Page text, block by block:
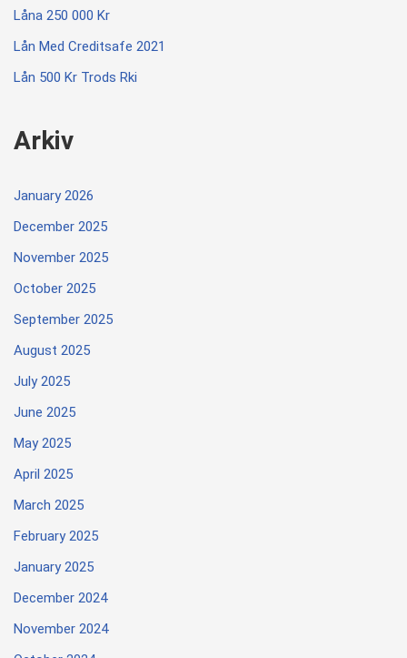
Låna 250 000 Kr
Lån Med Creditsafe 2021
Lån 500 Kr Trods Rki
Arkiv
January 2026
December 2025
November 2025
October 2025
September 2025
August 2025
July 2025
June 2025
May 2025
April 2025
March 2025
February 2025
January 2025
December 2024
November 2024